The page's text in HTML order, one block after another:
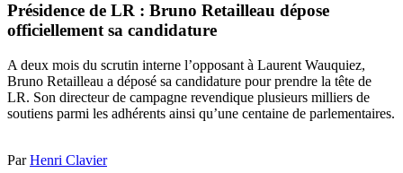
Présidence de LR : Bruno Retailleau dépose
officiellement sa candidature
A deux mois du scrutin interne l’opposant à Laurent Wauquiez,
Bruno Retailleau a déposé sa candidature pour prendre la tête de
LR. Son directeur de campagne revendique plusieurs milliers de
soutiens parmi les adhérents ainsi qu’une centaine de parlementaires.
ParHenri Clavier